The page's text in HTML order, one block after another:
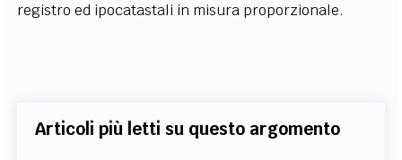
registro ed ipocatastali in misura proporzionale.
Articoli più letti su questo argomento